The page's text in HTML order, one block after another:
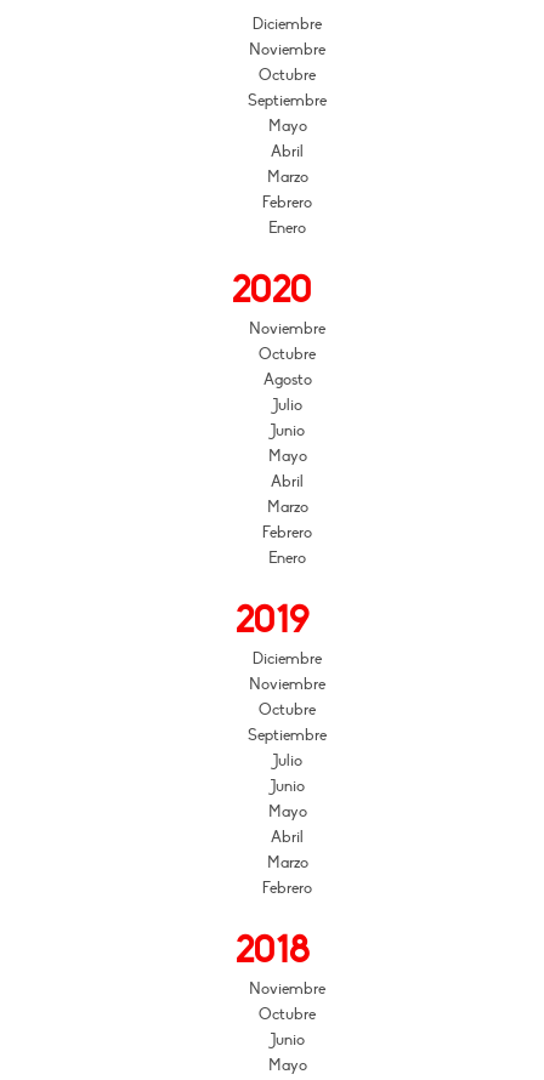
Diciembre
Noviembre
Octubre
Septiembre
Mayo
Abril
Marzo
Febrero
Enero
2020
Noviembre
Octubre
Agosto
Julio
Junio
Mayo
Abril
Marzo
Febrero
Enero
2019
Diciembre
Noviembre
Octubre
Septiembre
Julio
Junio
Mayo
Abril
Marzo
Febrero
2018
Noviembre
Octubre
Junio
Mayo